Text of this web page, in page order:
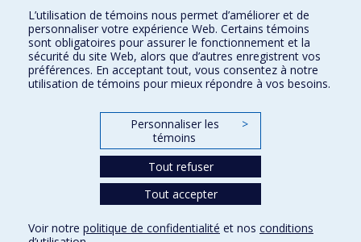
Orthophonie et audiologie
Réadaptation
Directions
Confidentialité Conditions d’utilisation Paramètres des témoins
L’utilisation de témoins nous permet d’améliorer et de
personnaliser votre expérience Web. Certains témoins
sont obligatoires pour assurer le fonctionnement et la
sécurité du site Web, alors que d’autres enregistrent vos
préférences. En acceptant tout, vous consentez à notre
utilisation de témoins pour mieux répondre à vos besoins.
Personnaliser les
témoins
>
Tout refuser
Tout accepter
Voir notre politique de confidentialité et nos conditions